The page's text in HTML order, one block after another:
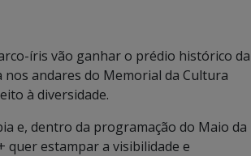
íris vão ganhar o prédio histórico da
nos andares do Memorial da Cultura
à diversidade.
e, dentro da programação do Maio da
quer estampar a visibilidade e